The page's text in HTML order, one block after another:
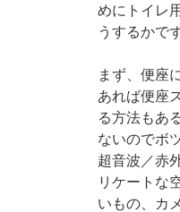
めにトイレ
うするかで
まず、便座
あれば便座
る方法もあ
ないのでボ
超音波／赤
リケートな
いもの、カ